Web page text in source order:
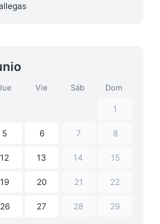
Vie Sáb Dom
1
5 6 7 8
12 13 14 15
19 20 21 22
26 27 28 29